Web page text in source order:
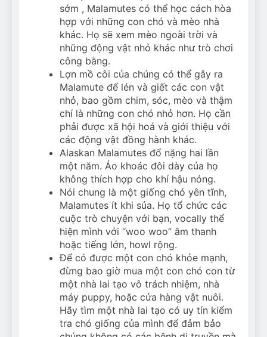
sớm , Malamutes có thể học cách hòa
hợp với những con chó và mèo nhà
khác. Họ sẽ xem mèo ngoài trời và
những động vật nhỏ khác như trò chơi
công bằng.
Lợn mồ côi của chúng có thể gây ra
Malamute để lén và giết các con vật
nhỏ, bao gồm chim, sóc, mèo và thậm
chí là những con chó nhỏ hơn. Họ cần
phải được xã hội hoá và giới thiệu với
các động vật đồng hành khác.
Alaskan Malamutes đổ nặng hai lần
một năm. Áo khoác đôi dày của họ
không thích hợp cho khí hậu nóng.
Nói chung là một giống chó yên tĩnh,
Malamutes ít khi sủa. Họ tổ chức các
cuộc trò chuyện với bạn, vocally thể
hiện mình với “woo woo” âm thanh
hoặc tiếng lớn, howl rộng.
Để có được một con chó khỏe mạnh,
đừng bao giờ mua một con chó con từ
một nhà lai tạo vô trách nhiệm, nhà
máy puppy, hoặc cửa hàng vật nuôi.
Hãy tìm một nhà lai tạo có uy tín kiểm
tra chó giống của mình để đảm bảo